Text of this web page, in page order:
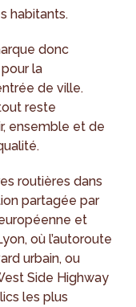
habitants.
donc
pour la
de ville.
reste
ensemble et de
routières dans
partagée par
et
où l’autoroute
urbain, ou
Side Highway
les plus